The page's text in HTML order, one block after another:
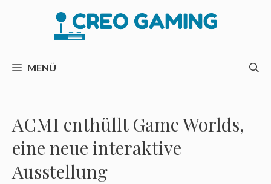
MENÜ
ACMI enthüllt Game Worlds,
eine neue interaktive
Ausstellung